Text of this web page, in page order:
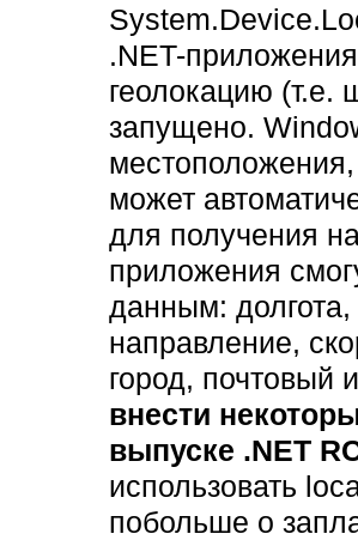
.NET-
геолокацию (т.е.
запущено.
может
для получения
приложения
данным: долгота,
направление,
город, почтовый
внести
выпуске .NET
использовать
побольше о